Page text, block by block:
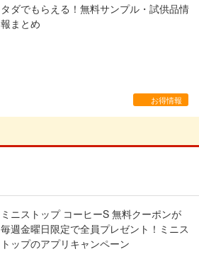
タダでもらえる！無料サンプル・試供品情
報まとめ
お得情報
ミニストップ コーヒーS 無料クーポンが
毎週金曜日限定で全員プレゼント！ミニス
トップのアプリキャンペーン